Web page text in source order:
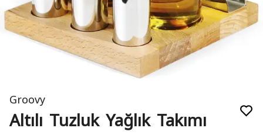
Groovy
Altılı Tuzluk Yağlık Takımı